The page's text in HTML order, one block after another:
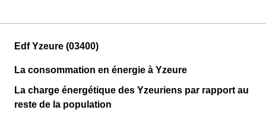
Edf Yzeure (03400)
La consommation en énergie à Yzeure
La charge énergétique des Yzeuriens par rapport au
reste de la population